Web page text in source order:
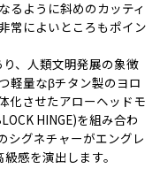
るように斜めのカッティ
常によいところもポイン
、人類文明発展の象徴
軽量なβチタン製のヨロ
化させたアローヘッドモ
HINGE)を組み合わ
シグネチャーがエングレ
感を演出します。